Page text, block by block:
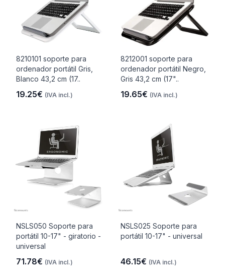
8210101 soporte para
ordenador portátil Gris,
Blanco 43,2 cm (17..
19.25€ (IVA incl.)
8212001 soporte para
ordenador portátil Negro,
Gris 43,2 cm (17"..
19.65€ (IVA incl.)
NSLS050 Soporte para
portátil 10-17" - giratorio -
universal
71.78€ (IVA incl.)
NSLS025 Soporte para
portátil 10-17" - universal
46.15€ (IVA incl.)